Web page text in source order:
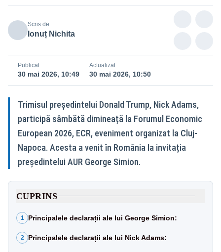
Scris de
Ionuț Nichita
Publicat
30 mai 2026, 10:49
Actualizat
30 mai 2026, 10:50
Trimisul președintelui Donald Trump, Nick Adams,
participă sâmbătă dimineață la Forumul Economic
European 2026, ECR, eveniment organizat la Cluj-
Napoca. Acesta a venit în România la invitația
președintelui AUR George Simion.
CUPRINS
1 Principalele declarații ale lui George Simion:
2 Principalele declarații ale lui Nick Adams: